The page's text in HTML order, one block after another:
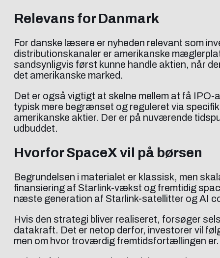
Relevans for Danmark
For danske læsere er nyheden relevant som
distributionskanaler er amerikanske
sandsynligvis først kunne handle aktien, når
det amerikanske marked.
Det er også vigtigt at skelne mellem at få
typisk mere begrænset og reguleret via
amerikanske aktier. Der er på nuværende
udbuddet.
Hvorfor SpaceX vil på børsen
Begrundelsen i materialet er klassisk, men
finansiering af Starlink-vækst og fremtidig
næste generation af Starlink-satellitter og AI
Hvis den strategi bliver realiseret, forsøger
datakraft. Det er netop derfor, investorer vil
men om hvor troværdig fremtidsfortællingen er.